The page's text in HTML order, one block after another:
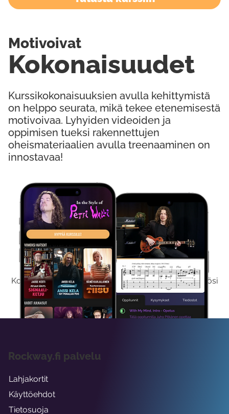
Kokeile Ilmaiseksi
Kokeilemalla ilmaiseksi saat koko sisältömme käyttöösi
viikon ajaksi.
Kurssikokonaisuuksien avulla kehittymistä
on helppo seurata, mikä tekee etenemisestä
motivoivaa. Lyhyiden videoiden ja
oppimisen tueksi rakennettujen
oheismateriaalien avulla treenaaminen on
innostavaa!
Kokonaisuudet
Motivoivat
Rockway.fi palvelu
Lahjakortit
Käyttöehdot
Tietosuoja